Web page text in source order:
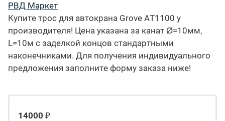
РВД Маркет
Купите трос для автокрана Grove AT1100 у
производителя! Цена указана за канат Ø=10мм,
L=10м с заделкой концов стандартными
наконечниками. Для получения индивидуального
предложения заполните форму заказа ниже!
14000 ₽